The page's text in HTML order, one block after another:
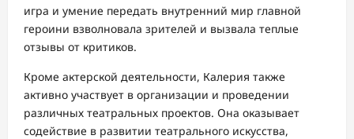
игра и умение передать внутренний мир главной
героини взволновала зрителей и вызвала теплые
отзывы от критиков.
Кроме актерской деятельности, Калерия также
активно участвует в организации и проведении
различных театральных проектов. Она оказывает
содействие в развитии театрального искусства,